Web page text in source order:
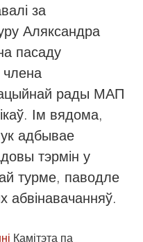
за
Аляксандра
пасаду
члена
рады МАП
Ім вядома,
адбывае
тэрмін у
турме, паводле
абвінавачанняў.
Камітэта па